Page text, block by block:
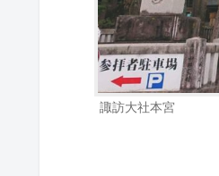
諏訪大社本宮